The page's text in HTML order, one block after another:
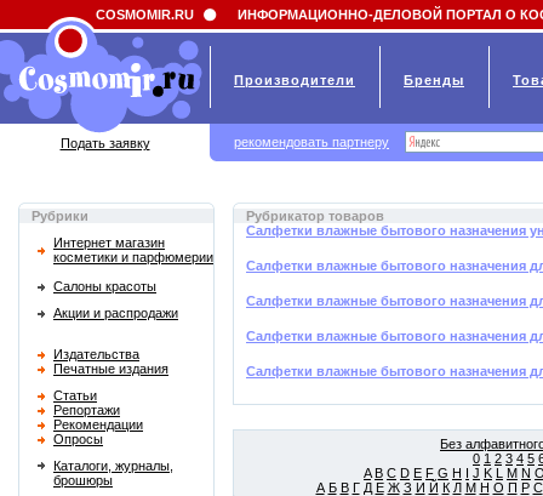
Field 'news_title' doesn't have a default value
Рубрики
Интернет магазин
косметики и парфюмерии
Салоны красоты
Акции и распродажи
Издательства
Печатные издания
Статьи
Репортажи
Рекомендации
Опросы
Каталоги, журналы,
брошюры
Рубрикатор товаров
Салфетки влажные бытового назначения
Салфетки влажные бытового назначения
Салфетки влажные бытового назначения
Салфетки влажные бытового назначения
Салфетки влажные бытового назначения
Без
0 1 2 3 4 5
A B C D E F G H I J K L M N
А Б В Г Д Е Ж З И Й К Л М Н О П Р С
COSMOMIR.RU ИНФОРМАЦИОННО-ДЕЛОВОЙ ПОРТАЛ О
Производители Бренды
Подать заявку рекомендовать партнеру